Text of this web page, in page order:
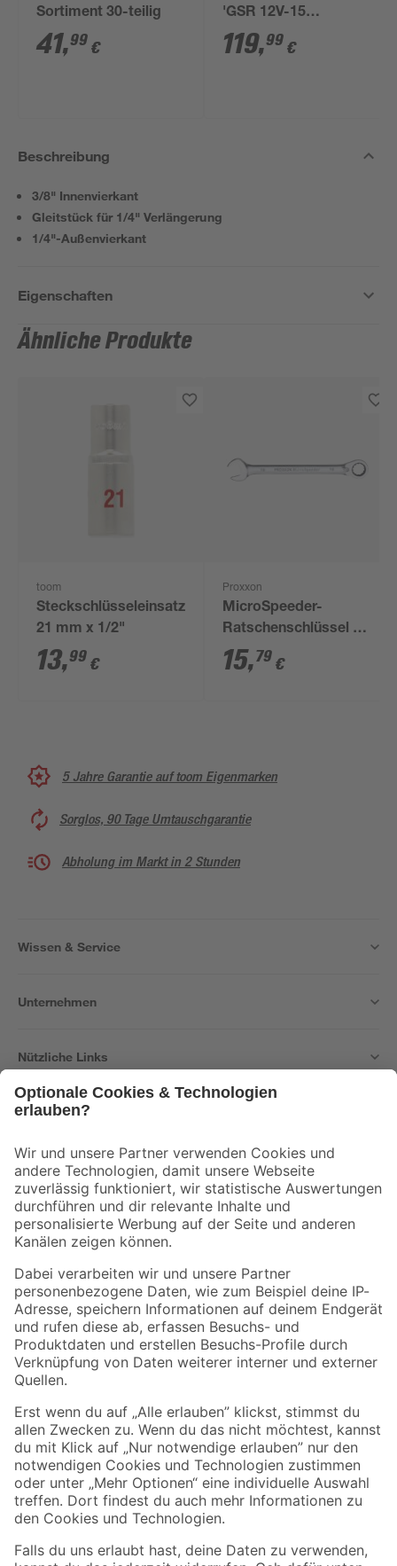
Sortiment 30-teilig
41,99 €
'GSR 12V-15
Professional' mit 2
Akkus, Tasche und
119,99 €
Beschreibung
3/8" Innenvierkant
Gleitstück für 1/4" Verlängerung
1/4"-Außenvierkant
Eigenschaften
Ähnliche Produkte
toom
Steckschlüsseleinsatz
21 mm x 1/2"
13,99 €
Proxxon
MicroSpeeder-
Ratschenschlüssel 19
mm
15,79 €
5 Jahre Garantie auf toom Eigenmarken
Sorglos, 90 Tage Umtauschgarantie
Abholung im Markt in 2 Stunden
Wissen & Service
Unternehmen
Nützliche Links
Der toom Newsletter: Keine Angebote und Aktionen mehr verpassen!
Zur Newsletter Anmeldung
Folge uns
Zahlungsarten Versandarten
Sicher einkaufen
Jetzt die toom-App herunterladen